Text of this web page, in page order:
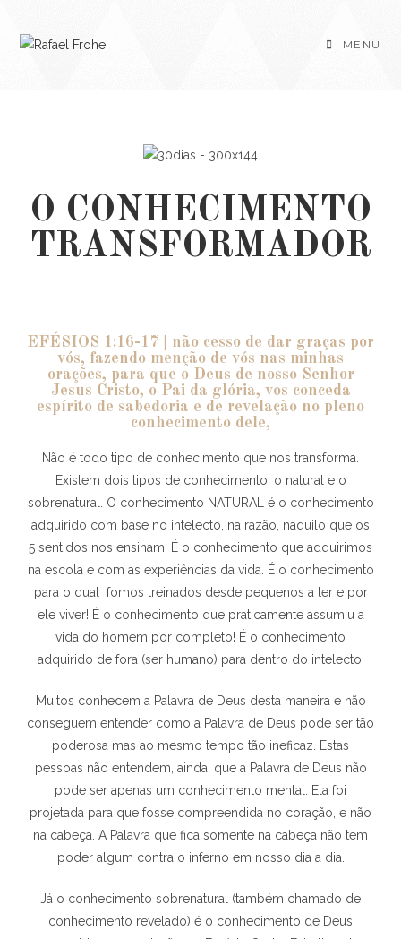
MENU
O CONHECIMENTO
TRANSFORMADOR
EFÉSIOS 1:16-17 | não cesso de dar graças por
vós, fazendo menção de vós nas minhas
orações, para que o Deus de nosso Senhor
Jesus Cristo, o Pai da glória, vos conceda
espírito de sabedoria e de revelação no pleno
conhecimento dele,
Não é todo tipo de conhecimento que nos transforma.
Existem dois tipos de conhecimento, o natural e o
sobrenatural. O conhecimento NATURAL é o conhecimento
adquirido com base no intelecto, na razão, naquilo que os
5 sentidos nos ensinam. É o conhecimento que adquirimos
na escola e com as experiências da vida. É o conhecimento
para o qual fomos treinados desde pequenos a ter e por
ele viver! É o conhecimento que praticamente assumiu a
vida do homem por completo! É o conhecimento
adquirido de fora (ser humano) para dentro do intelecto!
Muitos conhecem a Palavra de Deus desta maneira e não
conseguem entender como a Palavra de Deus pode ser tão
poderosa mas ao mesmo tempo tão ineficaz. Estas
pessoas não entendem, ainda, que a Palavra de Deus não
pode ser apenas um conhecimento mental. Ela foi
projetada para que fosse compreendida no coração, e não
na cabeça. A Palavra que fica somente na cabeça não tem
poder algum contra o inferno em nosso dia a dia.
Já o conhecimento sobrenatural (também chamado de
conhecimento revelado) é o conhecimento de Deus